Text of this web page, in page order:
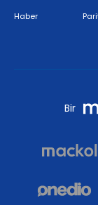
Haber
Bir